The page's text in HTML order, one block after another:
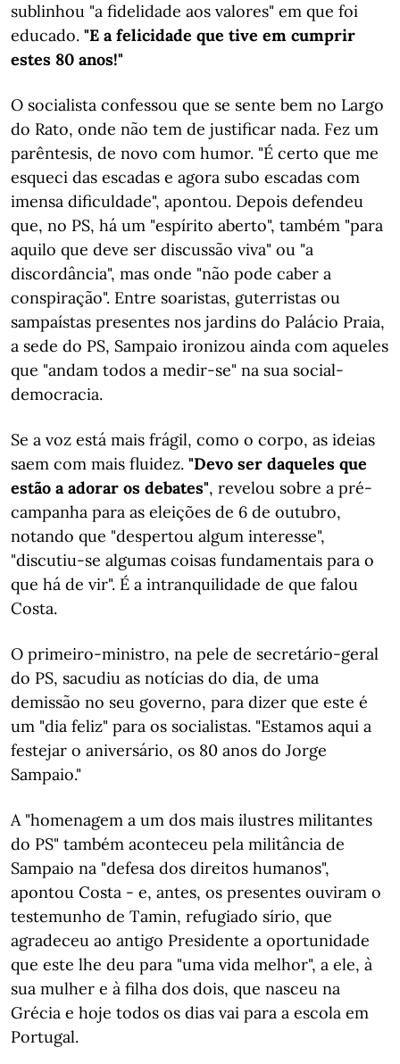
sublinhou "a fidelidade aos valores" em que foi
educado. "E a felicidade que tive em cumprir
estes 80 anos!"
O socialista confessou que se sente bem no Largo
do Rato, onde não tem de justificar nada. Fez um
parêntesis, de novo com humor. "É certo que me
esqueci das escadas e agora subo escadas com
imensa dificuldade", apontou. Depois defendeu
que, no PS, há um "espírito aberto", também "para
aquilo que deve ser discussão viva" ou "a
discordância", mas onde "não pode caber a
conspiração". Entre soaristas, guterristas ou
sampaístas presentes nos jardins do Palácio Praia,
a sede do PS, Sampaio ironizou ainda com aqueles
que "andam todos a medir-se" na sua social-
democracia.
Se a voz está mais frágil, como o corpo, as ideias
saem com mais fluidez. "Devo ser daqueles que
estão a adorar os debates", revelou sobre a pré-
campanha para as eleições de 6 de outubro,
notando que "despertou algum interesse",
"discutiu-se algumas coisas fundamentais para o
que há de vir". É a intranquilidade de que falou
Costa.
O primeiro-ministro, na pele de secretário-geral
do PS, sacudiu as notícias do dia, de uma
demissão no seu governo, para dizer que este é
um "dia feliz" para os socialistas. "Estamos aqui a
festejar o aniversário, os 80 anos do Jorge
Sampaio."
A "homenagem a um dos mais ilustres militantes
do PS" também aconteceu pela militância de
Sampaio na "defesa dos direitos humanos",
apontou Costa - e, antes, os presentes ouviram o
testemunho de Tamin, refugiado sírio, que
agradeceu ao antigo Presidente a oportunidade
que este lhe deu para "uma vida melhor", a ele, à
sua mulher e à filha dos dois, que nasceu na
Grécia e hoje todos os dias vai para a escola em
Portugal.